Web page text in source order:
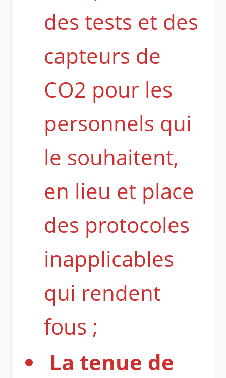
des tests et des
capteurs de
CO2 pour les
personnels qui
le souhaitent,
en lieu et place
des protocoles
inapplicables
qui rendent
fous ;
La tenue de